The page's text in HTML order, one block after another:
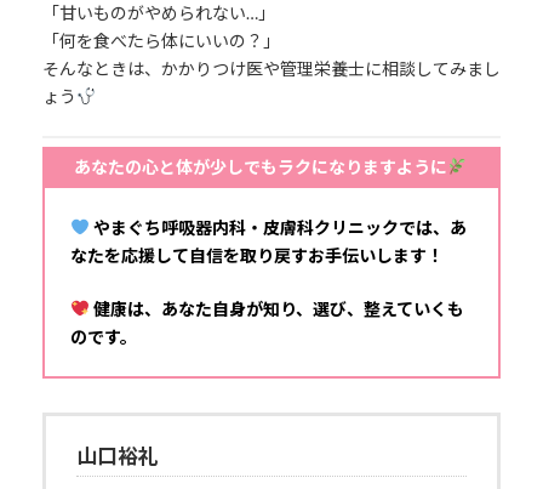
「甘いものがやめられない…」
「何を食べたら体にいいの？」
そんなときは、かかりつけ医や管理栄養士に相談してみまし
ょう
あなたの心と体が少しでもラクになりますように
やまぐち呼吸器内科・皮膚科クリニックでは、あ
なたを応援して自信を取り戻すお手伝いします！
健康は、あなた自身が知り、選び、整えていくも
のです。
山口裕礼